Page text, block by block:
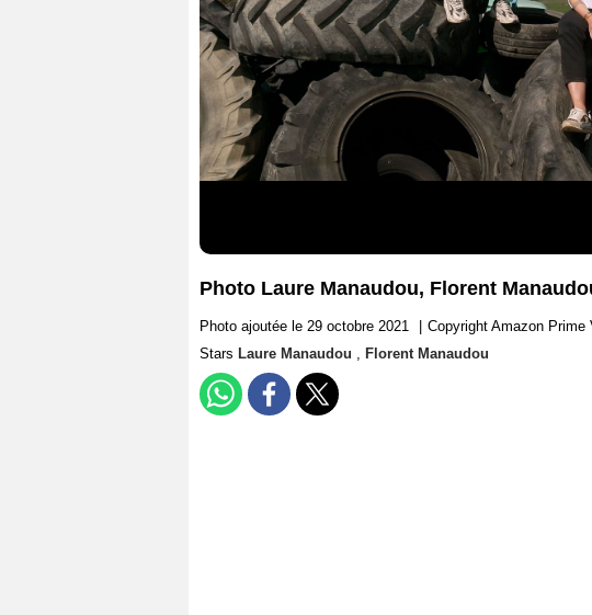
Photo Laure Manaudou, Florent
Photo ajoutée le 29 octobre 2021
Copyright Amazon Prime
Stars Laure Manaudou , Florent Manaudou